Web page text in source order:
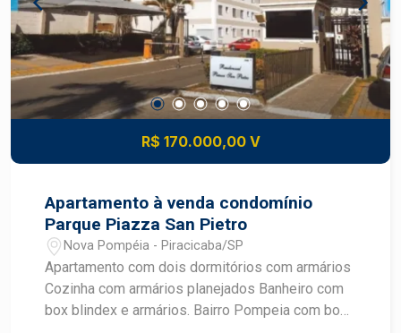
R$ 170.000,00 V
Apartamento à venda condomínio
Parque Piazza San Pietro
Nova Pompéia - Piracicaba/SP
Apartamento com dois dormitórios com armários
Cozinha com armários planejados Banheiro com
box blindex e armários. Bairro Pompeia com boa